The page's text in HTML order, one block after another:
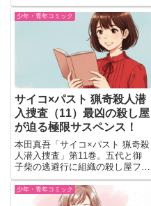
演技シーン、周囲との関係性など
読後に語りたくなる見どころをま
少年・青年コミック
サイコ×パスト 猟奇殺人潜
入捜査（11）最凶の殺し屋
が迫る極限サスペンス！
本田真吾「サイコ×パスト 猟奇殺
人潜入捜査」第11巻。五代と御
子柴の逃避行に組織の殺し屋ファ
ントムが迫る。裏切りと極限状況
の中、五代は無事に生還できるの
か。息をのむ最新巻！
少年・青年コミック